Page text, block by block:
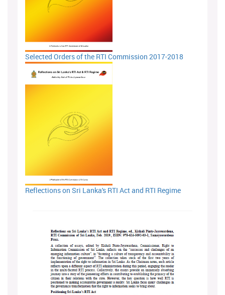
Selected Orders of the RTI Commission 2017-2018
Reflections on Sri Lanka's RTI Act and RTI Regime